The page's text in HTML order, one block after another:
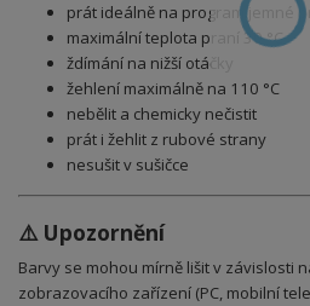
prát ideálně na program jemné
maximální teplota praní 30 °C
ždímání na nižší otáčky
žehlení maximálně na 110 °C
nebělit a chemicky nečistit
prát i žehlit z rubové strany
nesušit v sušičce
⚠️ Upozornění
Barvy se mohou mírně lišit v závislosti
zobrazovacího zařízení (PC, mobilní